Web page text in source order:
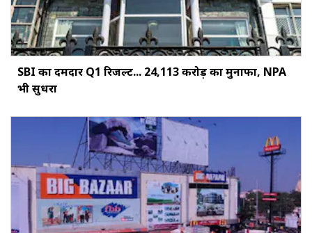
SBI का दमदार Q1 रिजल्ट... ₹24,113 करोड़ का मुनाफा, NPA
भी सुधरा